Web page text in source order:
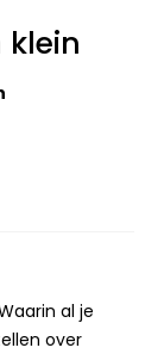
klein
al je
over